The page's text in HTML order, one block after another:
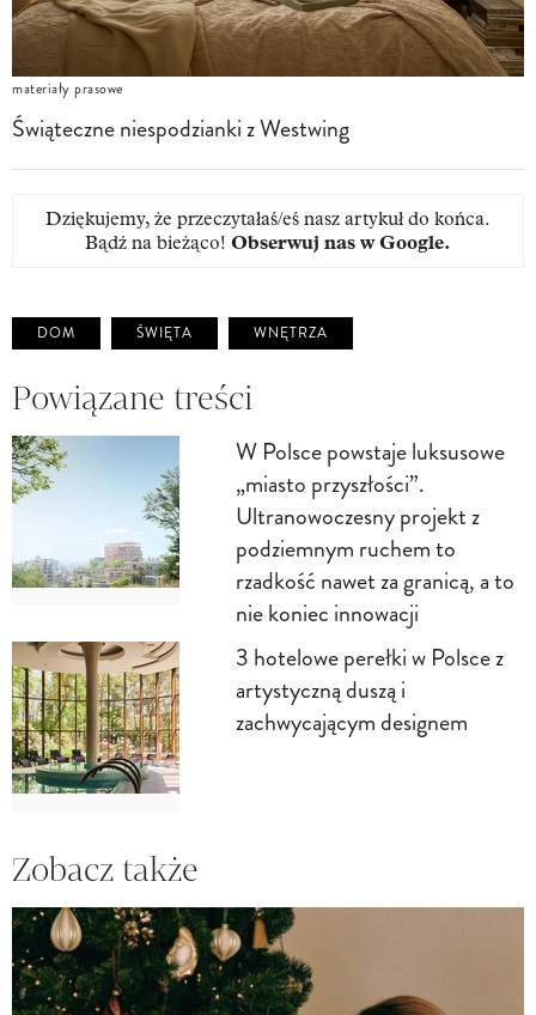
materiały prasowe
Świąteczne niespodzianki z Westwing
Dziękujemy, że przeczytałaś/eś nasz artykuł do końca.
Bądź na bieżąco! Obserwuj nas w Google.
DOM ŚWIĘTA WNĘTRZA
Powiązane treści
W Polsce powstaje luksusowe
„miasto przyszłości”.
Ultranowoczesny projekt z
podziemnym ruchem to
rzadkość nawet za granicą, a to
nie koniec innowacji
3 hotelowe perełki w Polsce z
artystyczną duszą i
zachwycającym designem
Zobacz także